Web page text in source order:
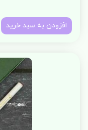
افزودن به سبد خرید